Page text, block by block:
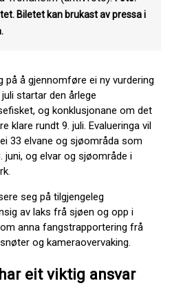
Biletet kan brukast av pressa i
å gjennomføre ei ny vurdering
startar den årlege
og konklusjonane om det
klare rundt 9. juli. Evalueringa vil
33 elvane og sjøområda som
juni, og elvar og sjøområde i
seg på tilgjengeleg
av laks frå sjøen og opp i
anna fangstrapportering frå
og kameraovervaking.
eit viktig ansvar